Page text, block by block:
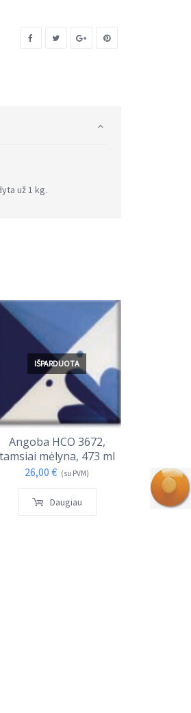
už 1 kg.
IŠPARDUOTA
Angoba HCO 3672,
tamsiai mėlyna, 473 ml
26,00€ (su PVM)
Daugiau